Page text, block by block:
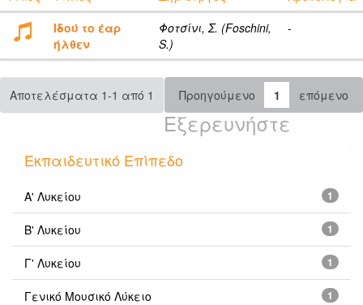
Ιδού το έαρ
ήλθεν
Φοτσίνι, Σ. (Foschini,
S.)
-
Αποτελέσματα 1-1 από 1 Προηγούμενο 1 επόμενο
Εξερευνήστε
Εκπαιδευτικό Επίπεδο
1
Α' Λυκείου
1
Β' Λυκείου
1
Γ' Λυκείου
1
Γενικό Μουσικό Λύκειο